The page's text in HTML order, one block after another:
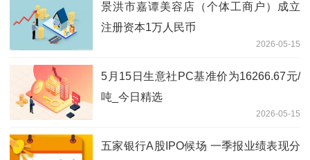
景洪市嘉谭美容店（个体工商户）成立
注册资本1万人民币
2026-05-15
5月15日生意社PC基准价为16266.67元/
吨_今日精选
2026-05-15
五家银行A股IPO候场 一季报业绩表现分